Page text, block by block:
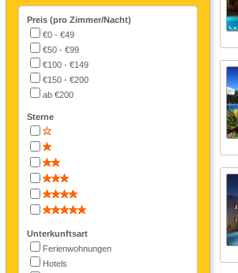
Preis (pro Zimmer/Nacht)
€0 - €49
€50 - €99
€100 - €149
€150 - €200
ab €200
Sterne
Unterkunftsart
Ferienwohnungen
Hotels